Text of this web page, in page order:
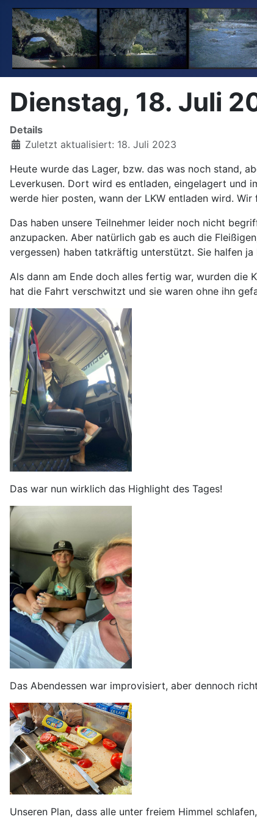
Dienstag, 18. Juli
Details
Zuletzt aktualisiert: 18. Juli 2023
Heute wurde das Lager, bzw. das was noch stand,
Leverkusen. Dort wird es entladen, eingelagert und
werde hier posten, wann der LKW entladen wird.
Das haben unsere Teilnehmer leider noch nicht
anzupacken. Aber natürlich gab es auch die
vergessen) haben tatkräftig unterstützt. Sie halfen
Als dann am Ende doch alles fertig war, wurden die
hat die Fahrt verschwitzt und sie waren ohne ihn
Das war nun wirklich das Highlight des Tages!
Das Abendessen war improvisiert, aber dennoch
Unseren Plan, dass alle unter freiem Himmel